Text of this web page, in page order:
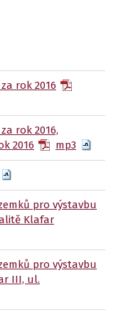
rok 2016
rok 2016,
2016
mp3
pro výstavbu
Klafar
pro výstavbu
III, ul.